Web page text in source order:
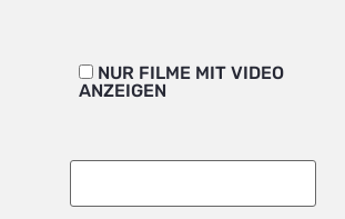
NUR FILME MIT VIDEO
ANZEIGEN